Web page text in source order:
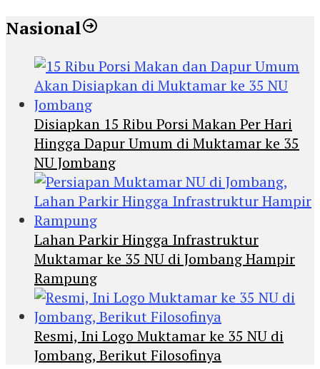
Nasional
Disiapkan 15 Ribu Porsi Makan Per Hari
Hingga Dapur Umum di Muktamar ke 35
NU Jombang
Lahan Parkir Hingga Infrastruktur
Muktamar ke 35 NU di Jombang Hampir
Rampung
Resmi, Ini Logo Muktamar ke 35 NU di
Jombang, Berikut Filosofinya